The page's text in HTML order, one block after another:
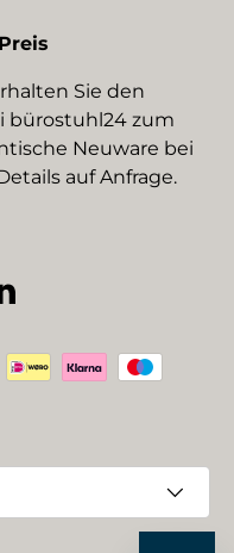
Sie den
bürostuhl24 zum
Neuware bei
auf Anfrage.
LinkedIn